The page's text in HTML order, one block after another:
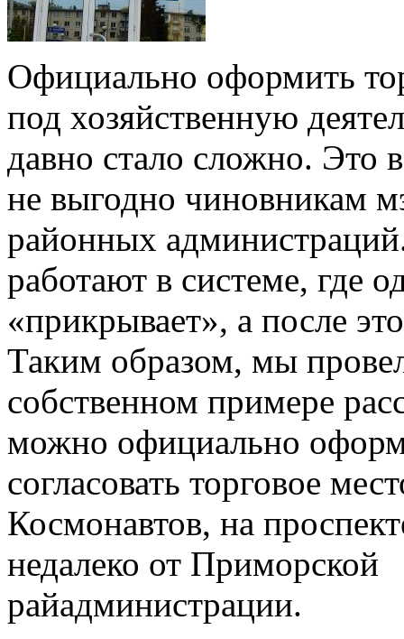
Официально оформить
под хозяйственную
давно стало сложно. Это
не выгодно чиновникам
районных
работают в системе, где
«прикрывает», а после
Таким образом, мы
собственном примере
можно официально
согласовать торговое
Космонавтов, на
недалеко от Приморской
райадминистрации.